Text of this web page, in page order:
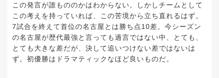
この発言が誰もののかはわからない。しかしチームとして
この考えを持っていれば、この苦境から立ち直れるはず。
7試合を終えて首位の名古屋とは勝ち点10差。今シーズン
の名古屋が歴代最強と言っても過言ではない中、とても、
とても大きな差だが、決して追いつけない差ではないは
ず。初優勝はドラマティックなほど良いものだ。